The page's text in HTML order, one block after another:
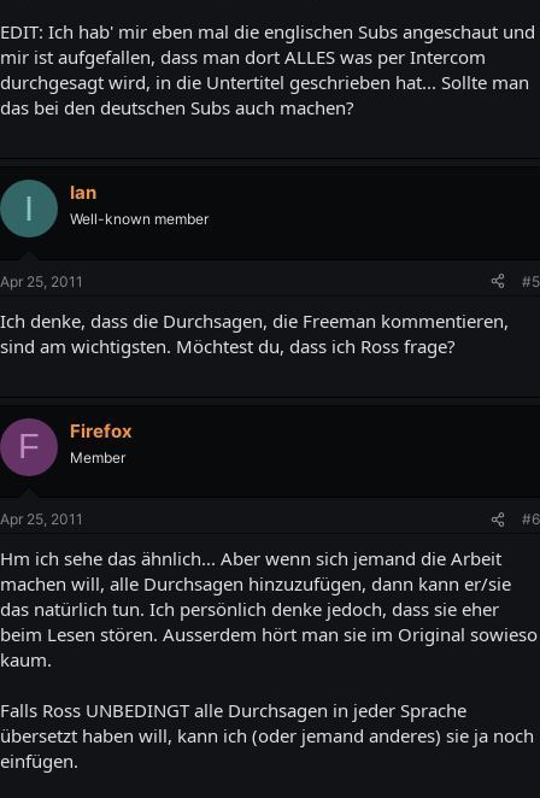
EDIT: Ich hab' mir eben mal die englischen Subs angeschaut und
mir ist aufgefallen, dass man dort ALLES was per Intercom
durchgesagt wird, in die Untertitel geschrieben hat... Sollte man
das bei den deutschen Subs auch machen?
I Ian
Well-known member
Apr 25, 2011 #5
Ich denke, dass die Durchsagen, die Freeman kommentieren,
sind am wichtigsten. Möchtest du, dass ich Ross frage?
F Firefox
Member
Apr 25, 2011 #6
Hm ich sehe das ähnlich... Aber wenn sich jemand die Arbeit
machen will, alle Durchsagen hinzuzufügen, dann kann er/sie
das natürlich tun. Ich persönlich denke jedoch, dass sie eher
beim Lesen stören. Ausserdem hört man sie im Original sowieso
kaum.
Falls Ross UNBEDINGT alle Durchsagen in jeder Sprache
übersetzt haben will, kann ich (oder jemand anderes) sie ja noch
einfügen.